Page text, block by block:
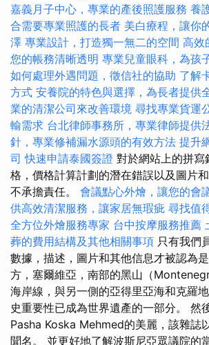
嘉義月子中心，專業的產後照護服務 養
合需要專業照護的長者 美白療程，讓你
澤 專業設計，打造獨一無二的空間 高效
您的帳務清晰透明 專業兒童眼科，為孩
如何處理外遇問題，徵信社的協助 了解
方式 安養院的特色與選擇，為長者提供
業的清潔公司來改善環境 尋找專業貨運
輸需求 台北律師事務所，專業律師提供
針，專業修補漏水源頭的有效方法 提升
司 快速申請泰國簽證 對於網站上的拼寫
格，價格計算計劃的潛在錯誤以及圖片
不承擔責任。 會議點心外燴，讓您的會
供高效清潔服務，讓家居無瑕疵 尋找值
全方位外燴服務專家 台中按摩服務推薦
葬的費用結構及其他相關事項 只有我們
數據，描述，圖片和其他信息才被認為
方，塞爾維亞，南部的黑山（
海岸線，與另一側的亞得里亞海和克羅
史重要性已成為世界遺產的一部分。 然
Pasha Koska Mehmed的美麗，該雜誌
聞名。 並更好地了解波斯尼亞眾議院的